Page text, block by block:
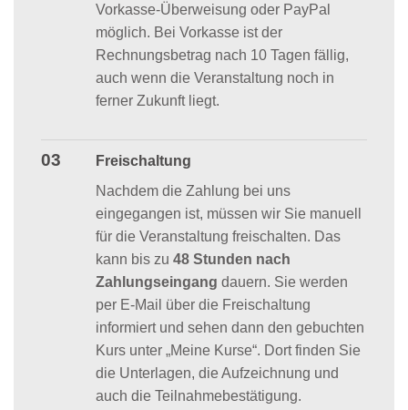
Vorkasse-Überweisung oder PayPal
möglich. Bei Vorkasse ist der
Rechnungsbetrag nach 10 Tagen fällig,
auch wenn die Veranstaltung noch in
ferner Zukunft liegt.
03
Freischaltung
Nachdem die Zahlung bei uns
eingegangen ist, müssen wir Sie manuell
für die Veranstaltung freischalten. Das
kann bis zu 48 Stunden nach
Zahlungseingang dauern. Sie werden
per E-Mail über die Freischaltung
informiert und sehen dann den gebuchten
Kurs unter „Meine Kurse“. Dort finden Sie
die Unterlagen, die Aufzeichnung und
auch die Teilnahmebestätigung.